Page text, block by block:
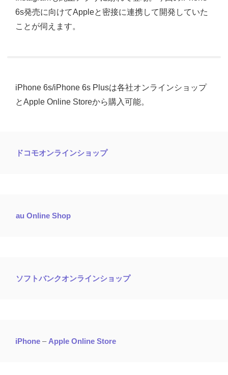
6s発売に向けてAppleと密接に連携して開発していた
ことが伺えます。
iPhone 6s/iPhone 6s Plusは各社オンラインショップ
とApple Online Storeから購入可能。
ドコモオンラインショップ
au Online Shop
ソフトバンクオンラインショップ
iPhone –Apple Online Store